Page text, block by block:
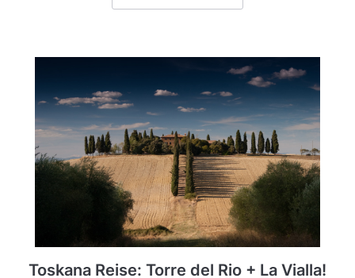
Toskana Reise: Torre del Rio + La Vialla!